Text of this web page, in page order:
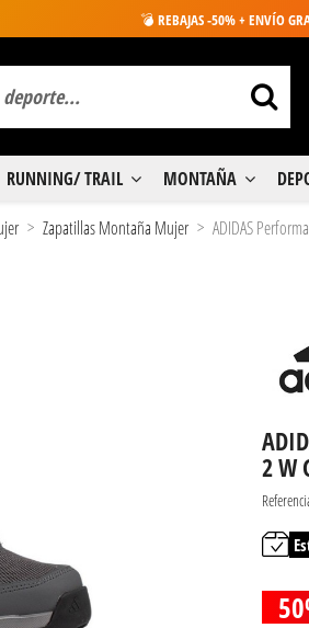
💣 REBAJAS -50% + ENVÍO
RUNNING/ TRAIL MONTAÑA
Zapatillas Montaña Mujer ADIDAS
2 W